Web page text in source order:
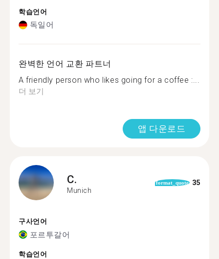
학습언어
독일어
완벽한 언어 교환 파트너
A friendly person who likes going for a coffee :...
더 보기
앱 다운로드
C.
Munich
format_quote 35
구사언어
포르투갈어
학습언어